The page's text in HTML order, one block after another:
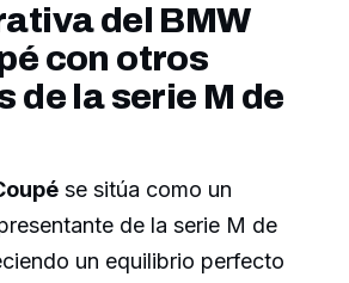
del BMW
con otros
de la serie M de
se sitúa como un
de la serie M de
un equilibrio perfecto